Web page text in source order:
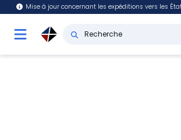
Mise à jour concernant les expéditions vers les